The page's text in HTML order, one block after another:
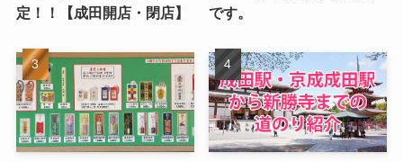
定！！【成田開店・閉店】
です。